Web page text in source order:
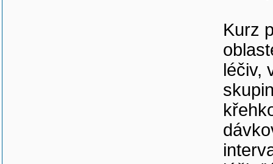
Kurz
léčiv,